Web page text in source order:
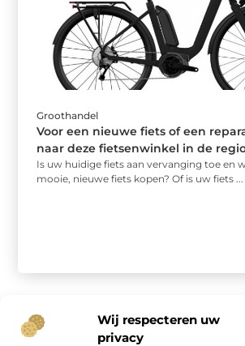
Wij respecteren uw
privacy
Groothandel
Voor een nieuwe fiets of een
naar deze fietsenwinkel in de
Is uw huidige fiets aan vervanging toe en
mooie, nieuwe fiets kopen? Of is uw fiets ...